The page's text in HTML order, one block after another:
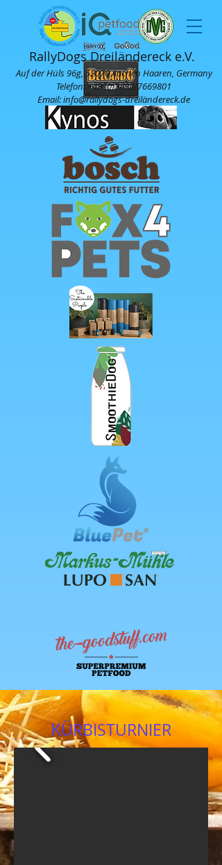
Auf der Hüls 96g, 52070 Aachen Haaren, Germany
Telefon:+49 (0)2402/7669801
Email: info@rallydogs-dreiländereck.de
RallyDogs Dreiländereck e.V.
KÜRBISTURNIER